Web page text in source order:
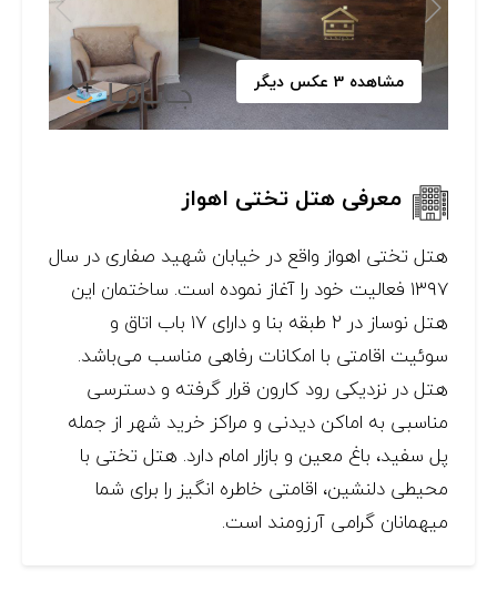
مشاهده 3 عکس دیگر
معرفی هتل تختی اهواز
هتل تختی اهواز واقع در خیابان شهید صفاری در سال
۱۳۹۷ فعالیت خود را آغاز نموده است. ساختمان این
هتل نوساز در ۲ طبقه بنا و دارای ۱۷ باب اتاق و
سوئیت اقامتی با امکانات رفاهی مناسب می‌باشد.
هتل در نزدیکی رود کارون قرار گرفته و دسترسی
مناسبی به اماکن دیدنی و مراکز خرید شهر از جمله
پل سفید، باغ معین و بازار امام دارد. هتل تختی با
محیطی دلنشین، اقامتی خاطره انگیز را برای شما
میهمانان گرامی آرزومند است.